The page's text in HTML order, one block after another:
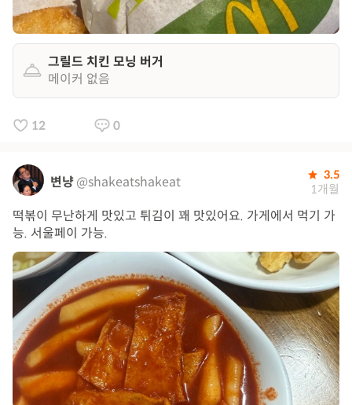
그릴드 치킨 모닝 버거
메이커 없음
12 0
변냥@shakeatshakeat 3.5
1개월
떡볶이 무난하게 맛있고 튀김이 꽤 맛있어요. 가게에서 먹기 가
능. 서울페이 가능.